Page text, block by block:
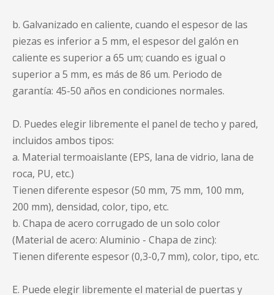
b. Galvanizado en caliente, cuando el espesor de las
piezas es inferior a 5 mm, el espesor del galón en
caliente es superior a 65 um; cuando es igual o
superior a 5 mm, es más de 86 um. Periodo de
garantía: 45-50 años en condiciones normales.
D. Puedes elegir libremente el panel de techo y pared,
incluidos ambos tipos:
a. Material termoaislante (EPS, lana de vidrio, lana de
roca, PU, ​​etc.)
Tienen diferente espesor (50 mm, 75 mm, 100 mm,
200 mm), densidad, color, tipo, etc.
b. Chapa de acero corrugado de un solo color
(Material de acero: Aluminio - Chapa de zinc):
Tienen diferente espesor (0,3-0,7 mm), color, tipo, etc.
E. Puede elegir libremente el material de puertas y